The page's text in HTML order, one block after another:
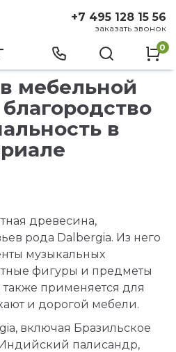
+7 495 128 15 56
заказать звонок
0
мебельной
в
древесина,
рода Dalbergia. Из него
музыкальных
фигуры и предметы
применяется для
и дорогой мебели.
включая Бразильское
палисандр,